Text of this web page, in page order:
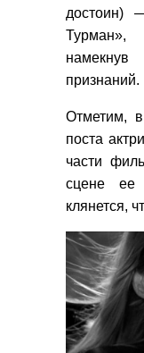
достоин)
признаний.
Отметим,
поста
части
сцене ее
клянется,